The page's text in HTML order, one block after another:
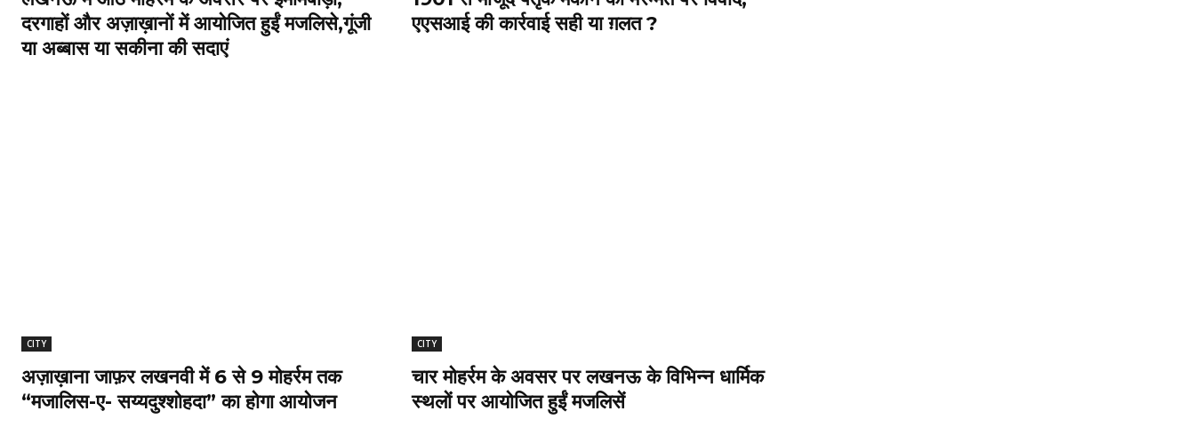
दरगाहों और अज़ाख़ानों में आयोजित हुईं मजलिसे,गूंजी
या अब्बास या सकीना की सदाएं
एएसआई की कार्रवाई सही या ग़लत ?
CITY
अज़ाख़ाना जाफ़र लखनवी में 6 से 9 मोहर्रम तक
“मजालिस-ए- सय्यदुश्शोहदा” का होगा आयोजन
CITY
चार मोहर्रम के अवसर पर लखनऊ के विभिन्न धार्मिक
स्थलों पर आयोजित हुईं मजलिसें